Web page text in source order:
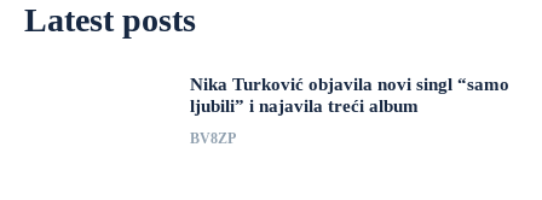
Latest posts
Nika Turković objavila novi singl “samo
ljubili” i najavila treći album
BV8ZP